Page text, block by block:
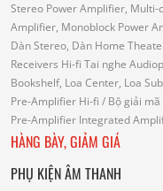
Stereo Power Amplifier,
Amplifier, Monoblock Power
Dàn Stereo, Dàn Home
Receivers Hi-fi Tai nghe
Bookshelf, Loa Center, Loa
Pre-Amplifier Hi-fi / Bộ giải
Pre-Amplifier Integrated
HÀNG BÀY, GIẢM GIÁ
PHỤ KIỆN ÂM THANH